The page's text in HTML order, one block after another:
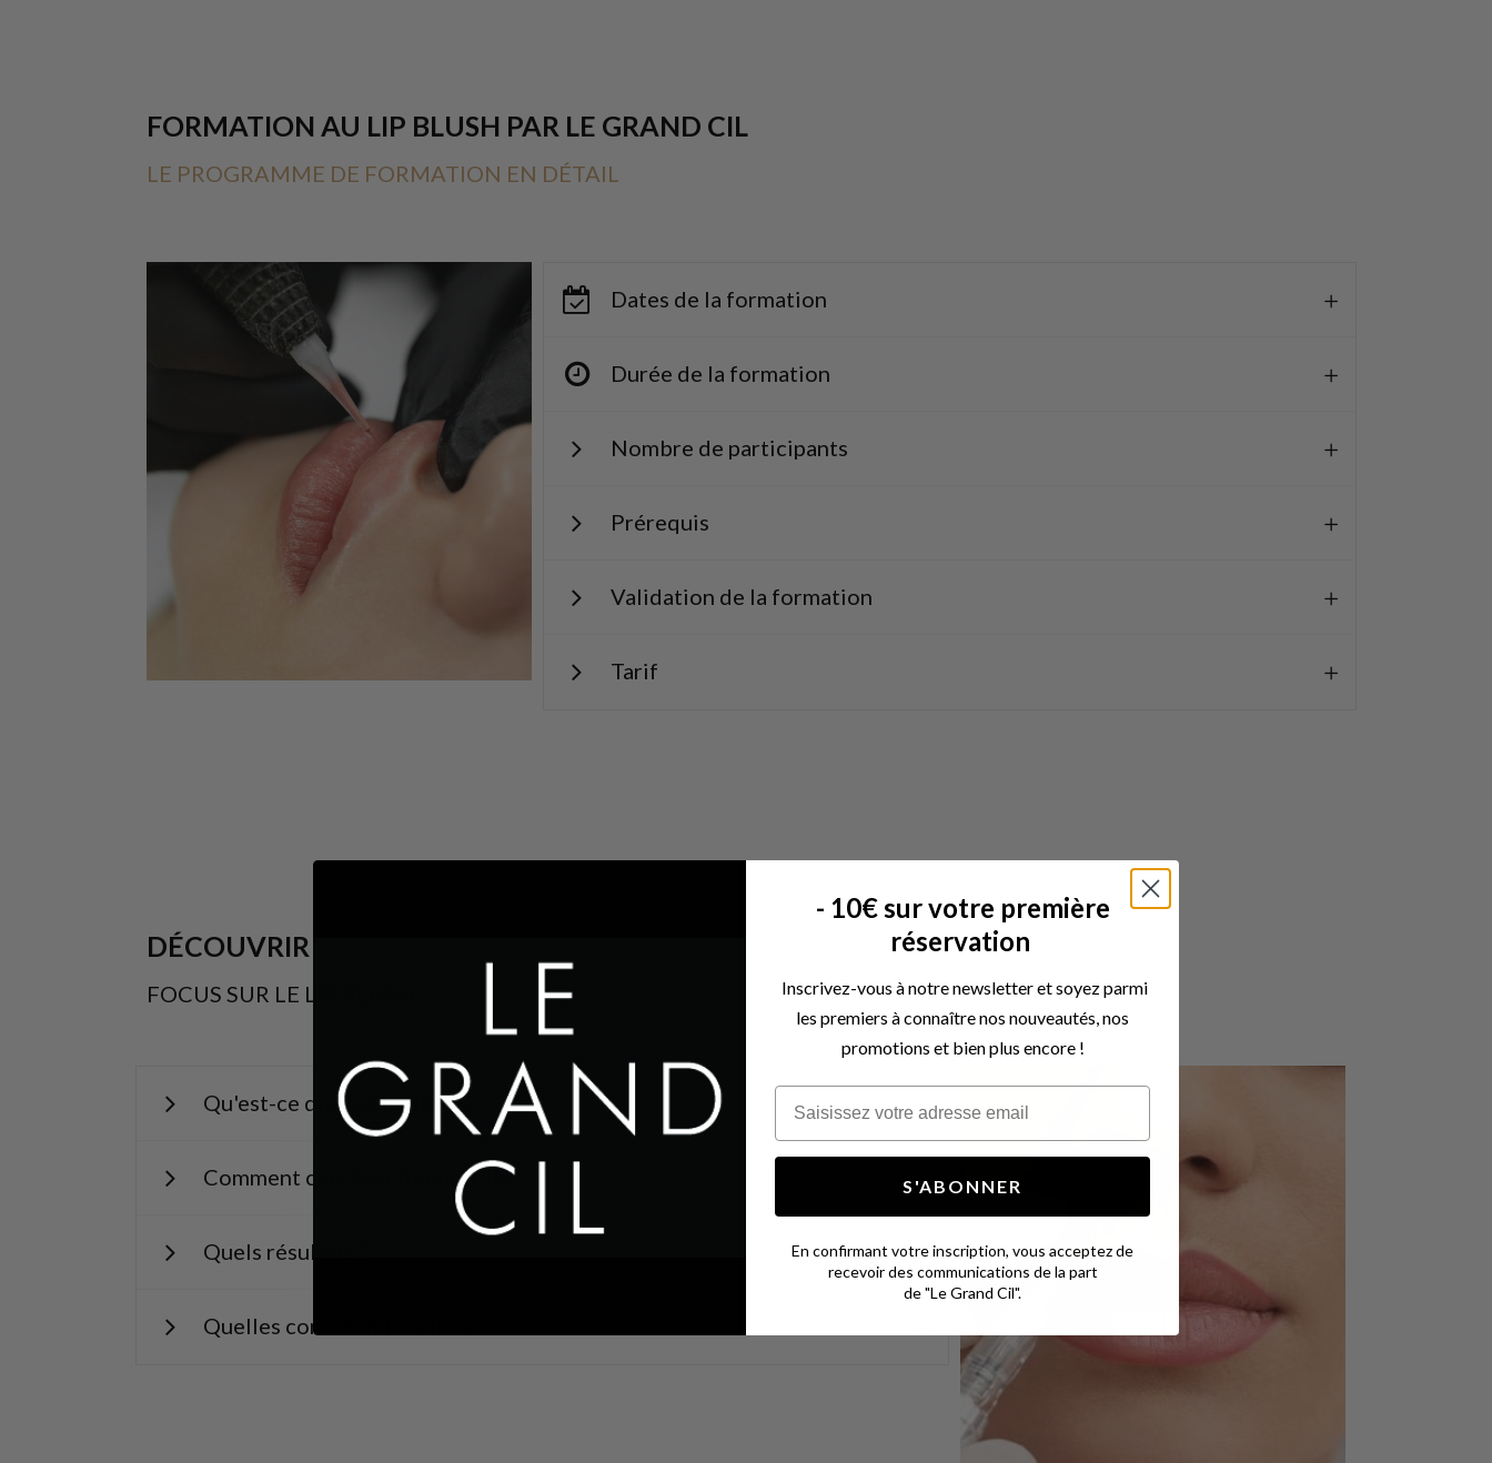
FORMATION AU LIP BLUSH PAR LE GRAND CIL
LE PROGRAMME DE FORMATION EN DÉTAIL
Dates de la formation
Durée de la formation
Nombre de participants
Prérequis
Validation de la formation
Tarif
DÉCOUVRIR
FOCUS SUR LE LIP BLUSH
Qu'est-ce que le Lip Blush ?
Comment cela fonctionne-t-il ?
Quels résultats ?
Quelles contre-indications ?
- 10€ sur votre première
réservation
Inscrivez-vous à notre newsletter et soyez parmi
les premiers à connaître nos nouveautés, nos
promotions et bien plus encore !
S'ABONNER
En confirmant votre inscription, vous acceptez de
recevoir des communications de la part
de "Le Grand Cil".